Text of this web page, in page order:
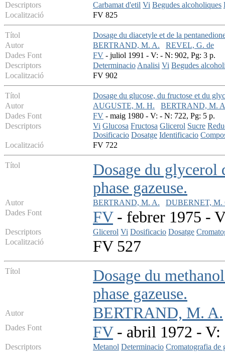
Descriptors
Carbamat d'etil Vi Begudes alcoholiques
Localització
FV 825
Títol
Dosage du diacetyle et de la
Autor
BERTRAND, M. A.
REVEL, G. de
Dades Font
FV - juliol 1991 - V: - N: 902, Pg: 3 p.
Descriptors
DeterminacioAnalisi Vi Begudes
Localització
FV 902
Títol
Dosage du glucose, du fructose et du
Autor
AUGUSTE, M. H.
BERTRAND, M.
Dades Font
FV - maig 1980 - V: - N: 722, Pg: 5 p.
Descriptors
Vi Glucosa Fructosa Glicerol Sucre
Dosificacio Dosatge Identificacio
Localització
FV 722
Títol
Dosage du glycerol
phase gazeuse.
Autor BERTRAND, M. A.
DUBERNET, M.
Dades Font
FV- febrer 1975 -
Descriptors Glicerol Vi Dosificacio Dosatge
Localització
FV 527
Títol
Dosage du
phase gazeuse.
Autor BERTRAND, M. A.
Dades Font FV- abril 1972 - V:
Descriptors Metanol Determinacio Cromatografia de